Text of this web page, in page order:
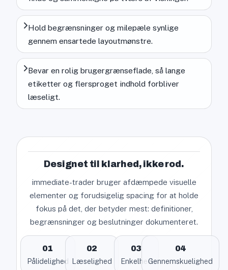
Hold begrænsninger og milepæle synlige
gennem ensartede layoutmønstre.
Bevar en rolig brugergrænseflade, så lange
etiketter og flersproget indhold forbliver
læseligt.
Designet til klarhed, ikke rod.
immediate-trader bruger afdæmpede visuelle
elementer og forudsigelig spacing for at holde
fokus på det, der betyder mest: definitioner,
begrænsninger og beslutninger dokumenteret.
01
Pålidelighed
02
Læselighed
03
Enkelhed
04
Gennemskuelighed